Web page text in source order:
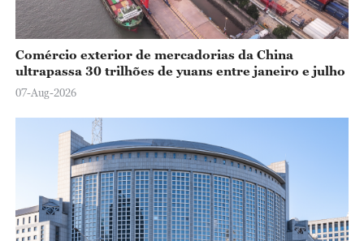
Comércio exterior de mercadorias da China
ultrapassa 30 trilhões de yuans entre janeiro e julho
07-Aug-2026